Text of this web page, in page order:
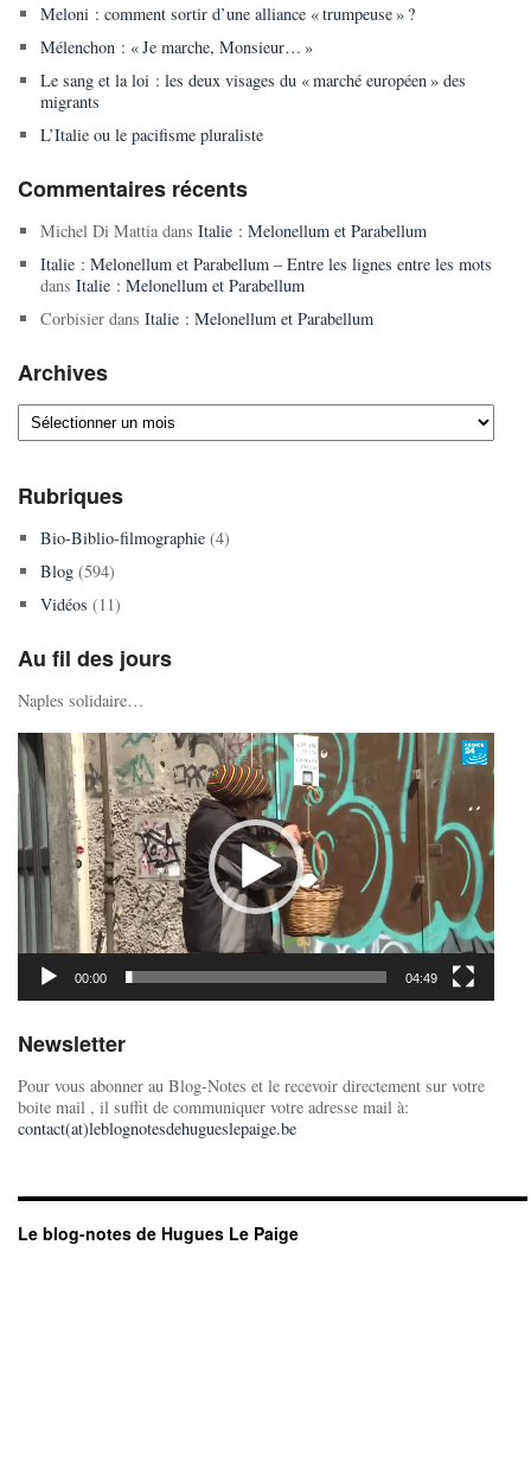
Meloni : comment sortir d’une alliance « trumpeuse » ?
Mélenchon : « Je marche, Monsieur… »
Le sang et la loi : les deux visages du « marché européen » des
migrants
L’Italie ou le pacifisme pluraliste
Commentaires récents
Michel Di Mattiadans Italie : Melonellum et Parabellum
Italie : Melonellum et Parabellum – Entre les lignes entre les mots
dans Italie : Melonellum et Parabellum
Corbisierdans Italie : Melonellum et Parabellum
Archives
Archives
Rubriques
Bio-Biblio-filmographie(4)
Blog(594)
Vidéos (11)
Au fil des jours
Naples solidaire…
Lecteur
vidéo
00:00 04:49
Newsletter
Pour vous abonner au Blog-Notes et le recevoir directement sur votre
boite mail , il suffit de communiquer votre adresse mail à:
contact(at)leblognotesdehugueslepaige.be
Le blog-notes de Hugues Le Paige